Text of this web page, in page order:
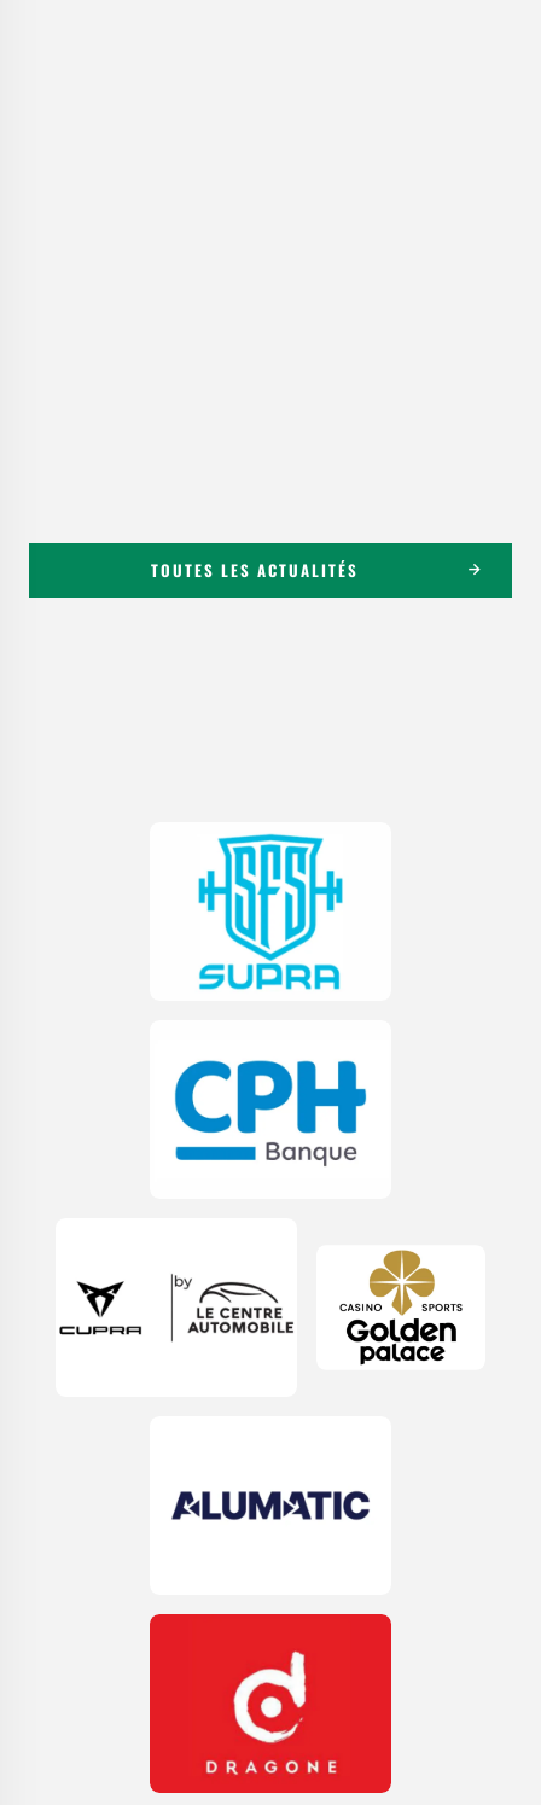
TOUTES LES ACTUALITÉS